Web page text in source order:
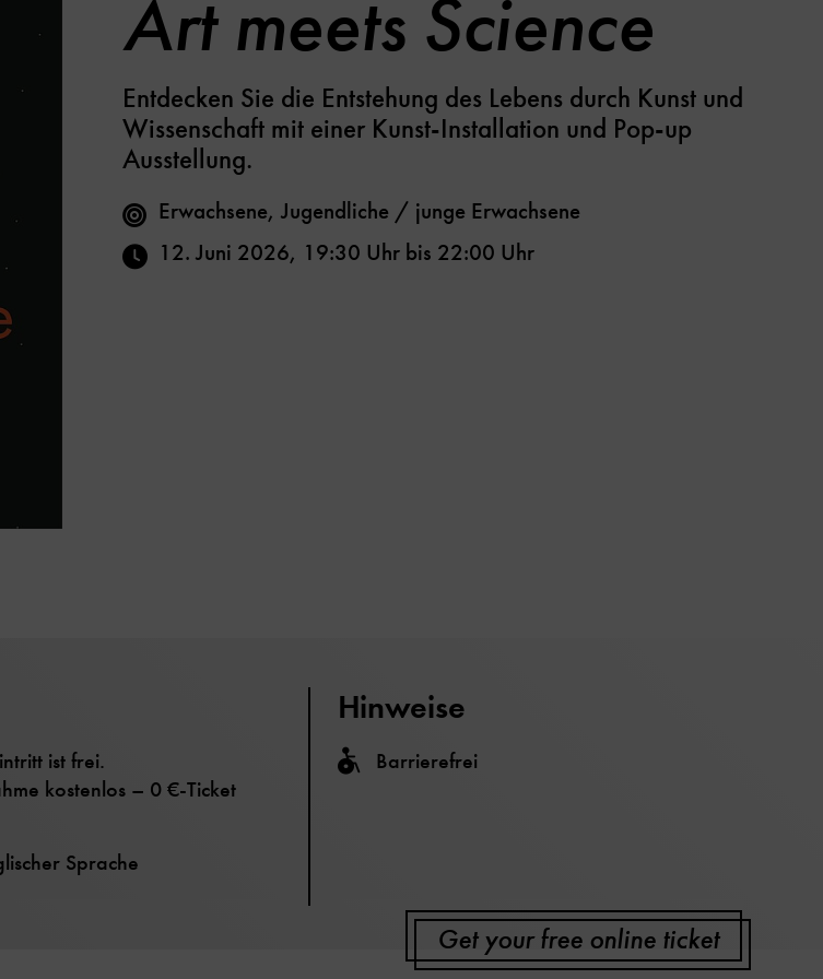
Art meets Science
Entdecken Sie die Entstehung des Lebens durch Kunst und
Wissenschaft mit einer Kunst-Installation und Pop-up
Ausstellung.
Erwachsene, Jugendliche / junge Erwachsene
12. Juni 2026, 19:30 Uhrbis 22:00 Uhr
ist frei.
kostenlos – 0 €-Ticket
Sprache
Hinweise
Barrierefrei
Get your free online ticket